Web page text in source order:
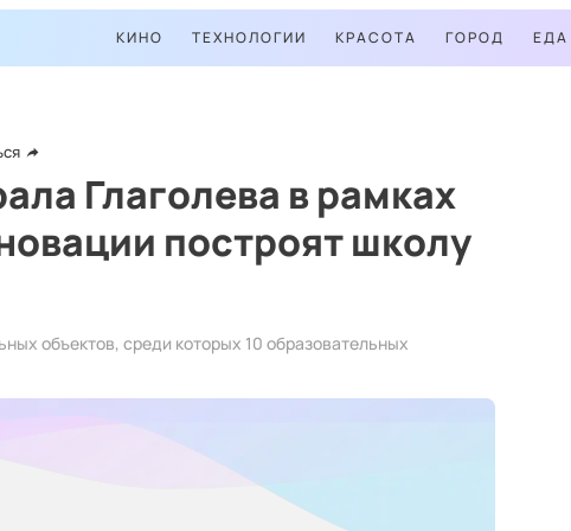
КИНО ТЕХНОЛОГИИ КРАСОТА ГОРОД ЕДА
Глаголева в рамках
построят школу
объектов, среди которых 10 образовательных